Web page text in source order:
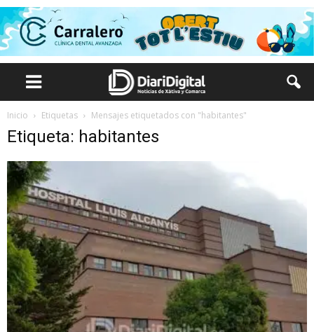
Inicio Etiquetas Mensajes etiquetados con "habitantes"
Etiqueta: habitantes